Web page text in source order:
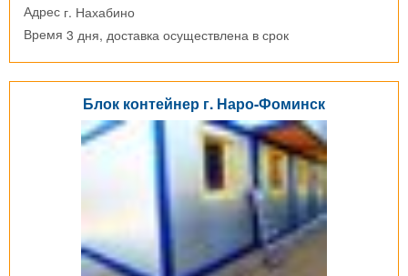
Адрес г. Нахабино
Время 3 дня, доставка осуществлена в срок
Блок контейнер г. Наро-Фоминск